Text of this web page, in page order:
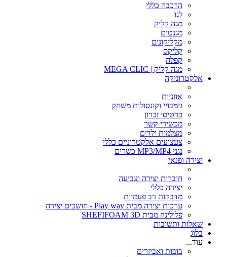
הרכבה כללי
לגו
מגה קליק
מגנטים
מקליקונים
קליקס
קפלה
מגה קליק | MEGA CLIC
אלקטרוניקה
אוזניות
גימבויי וקונסולות משחק
כרטיסי זכרון
מכשירי קשר
מצלמות ילדים
צעצועים אלקטרוניים כללי
נגני MP3/MP4 כשרים
יצירה ופנאי
חוברות יצירה וצביעה
יצירה כללי
מדבקות רב פעמיות
ערכות יצירה מבית Play way - חושבים יצירה
פלולינה מבית SHEFIFOAM 3D
שאלות ותשובות
בלוג
עוד...
בובות ואביזרים